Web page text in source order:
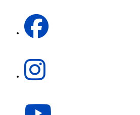
pestaña
abre
abre
nueva